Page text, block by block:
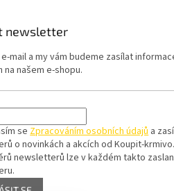
newsletter
mail a my vám budeme zasílat
našem e-shopu.
se Zpracováním osobních údajů a
o novinkách a akcích od Koupit-
newsletterů lze v každém takto